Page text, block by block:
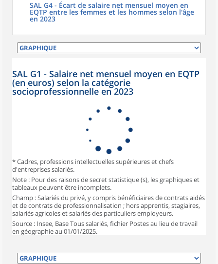
SAL G4 - Écart de salaire net mensuel moyen en
EQTP entre les femmes et les hommes selon l'âge
en 2023
SAL G1 - Salaire net mensuel moyen en EQTP
(en euros) selon la catégorie
socioprofessionnelle en 2023
* Cadres, professions intellectuelles supérieures et chefs
d'entreprises salariés.
Note : Pour des raisons de secret statistique (s), les graphiques et
tableaux peuvent être incomplets.
Champ : Salariés du privé, y compris bénéficiaires de contrats aidés
et de contrats de professionnalisation ; hors apprentis, stagiaires,
salariés agricoles et salariés des particuliers employeurs.
Source : Insee, Base Tous salariés, fichier Postes au lieu de travail
en géographie au 01/01/2025.